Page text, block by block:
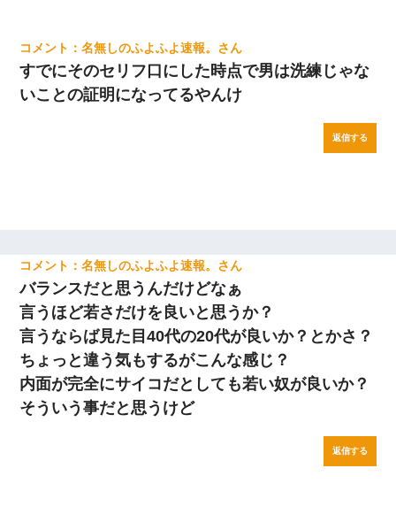
名無しのふよふよ速報。
すでにそのセリフ口にした時点で男は洗練じゃな
いことの証明になってるやんけ
返信する
名無しのふよふよ速報。
バランスだと思うんだけどなぁ
言うほど若さだけを良いと思うか？
言うならば見た目40代の20代が良いか？とかさ？
ちょっと違う気もするがこんな感じ？
内面が完全にサイコだとしても若い奴が良いか？
そういう事だと思うけど
返信する